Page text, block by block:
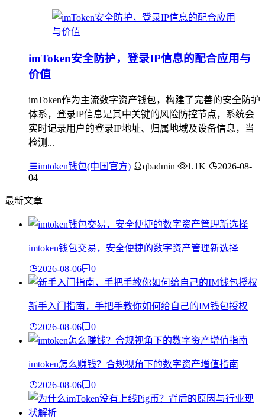
imToken安全防护，登录IP信息的配合应用与
价值
imToken作为主流数字资产钱包，构建了完善的安全防护
体系，登录IP信息是其中关键的风险防控节点，系统会
实时记录用户的登录IP地址、归属地域及设备信息，当
检测...
imtoken钱包(中国官方) qbadmin 1.1K
2026-08-
04
最新文章
imtoken钱包交易，安全便捷的数字资产管理新选择
2026-08-06 0
新手入门指南，手把手教你如何给自己的IM钱包授权
2026-08-06 0
imtoken怎么赚钱？合规视角下的数字资产增值指南
2026-08-06 0